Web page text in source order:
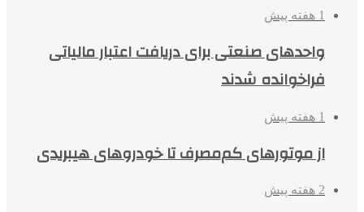
1 هفته پیش
واحدهای صنعتی برای دریافت اعتبار مالیاتی
فراخوانده شدند
1 هفته پیش
از موتورهای کم‌مصرف تا خودروهای هیبریدی
2 هفته پیش